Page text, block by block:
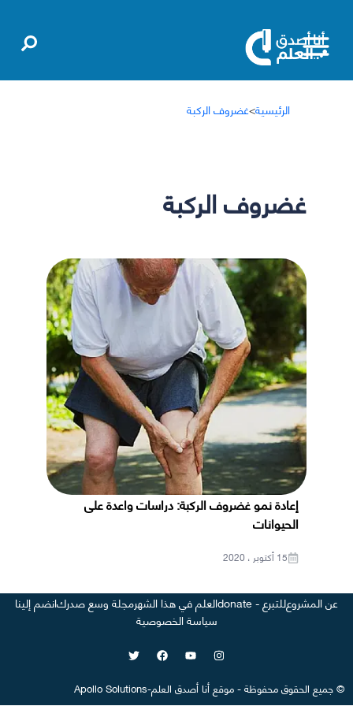
الرئيسية>غضروف الركبة
غضروف الركبة
إعادة نمو غضروف الركبة: دراسات واعدة على
الحيوانات
15 أكتوبر ، 2020
عن المشروعللتبرع - donate العلم في هذا الشهرمجلة وسع صدركانضم إلينا
سياسة الخصوصية
©جميع الحقوق محفوظة-موقعأنا أصدق العلم-
Apollo Solutions